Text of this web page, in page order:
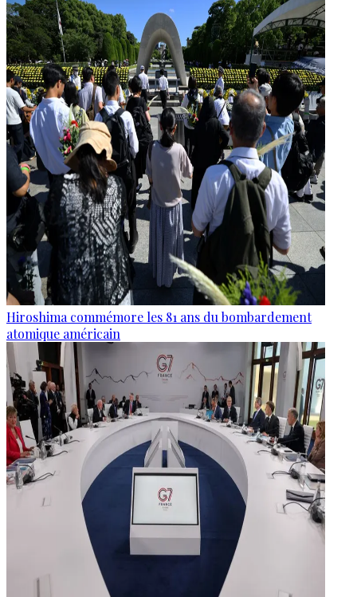
Hiroshima commémore les 81 ans du bombardement
atomique américain